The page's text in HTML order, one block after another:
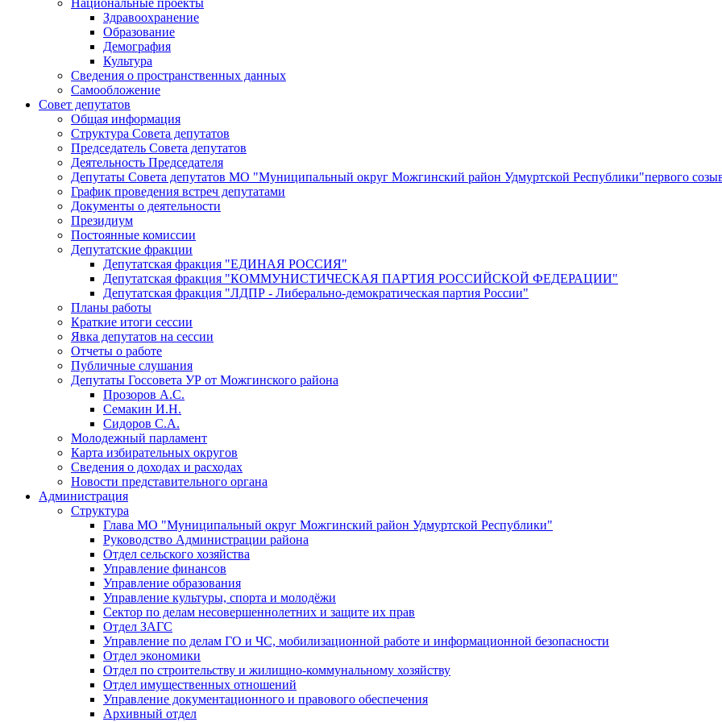
Здравоохранение
Образование
Демография
Культура
Сведения о пространственных данных
Самообложение
Совет депутатов
Общая информация
Структура Совета депутатов
Председатель Совета депутатов
Деятельность Председателя
Депутаты Совета депутатов МО "Муниципальный округ Можгинский район Удмуртской Республики"первого
График проведения встреч депутатами
Документы о деятельности
Президиум
Постоянные комиссии
Депутатские фракции
Депутатская фракция "ЕДИНАЯ РОССИЯ"
Депутатская фракция "КОММУНИСТИЧЕСКАЯ ПАРТИЯ РОССИЙСКОЙ ФЕДЕРАЦИИ"
Депутатская фракция "ЛДПР - Либерально-демократическая партия России"
Планы работы
Краткие итоги сессии
Явка депутатов на сессии
Отчеты о работе
Публичные слушания
Депутаты Госсовета УР от Можгинского района
Прозоров А.С.
Семакин И.Н.
Сидоров С.А.
Молодежный парламент
Карта избирательных округов
Сведения о доходах и расходах
Новости представительного органа
Администрация
Структура
Глава МО "Муниципальный округ Можгинский район Удмуртской Республики"
Руководство Администрации района
Отдел сельского хозяйства
Управление финансов
Управление образования
Управление культуры, спорта и молодёжи
Сектор по делам несовершеннолетних и защите их прав
Отдел ЗАГС
Управление по делам ГО и ЧС, мобилизационной работе и информационной безопасности
Отдел экономики
Отдел по строительству и жилищно-коммунальному хозяйству
Отдел имущественных отношений
Управление документационного и правового обеспечения
Архивный отдел